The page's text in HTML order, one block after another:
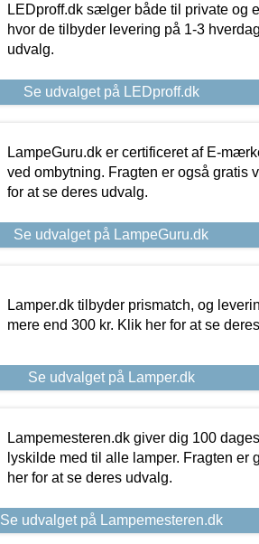
LEDproff.dk sælger både til private og
hvor de tilbyder levering på 1-3
udvalg.
Se udvalget på LEDproff.dk
LampeGuru.dk er certificeret af E-
ved ombytning. Fragten er også gratis
for at se deres udvalg.
Se udvalget på LampeGuru.dk
Lamper.dk tilbyder prismatch, og
mere end 300 kr. Klik her for at se
Se udvalget på Lamper.dk
Lampemesteren.dk giver dig 100
lyskilde med til alle lamper. Fragten er
her for at se deres udvalg.
Se udvalget på Lampemesteren.dk